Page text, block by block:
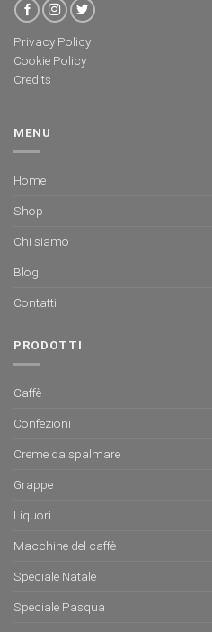
Privacy Policy
Cookie Policy
Credits
MENU
Home
Shop
Chi siamo
Blog
Contatti
PRODOTTI
Caffè
Confezioni
Creme da spalmare
Grappe
Liquori
Macchine del caffè
Speciale Natale
Speciale Pasqua